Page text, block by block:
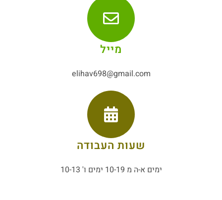
מייל
elihav698@gmail.com
שעות העבודה
ימים א-ה מ 10-19 ימים ו' 10-13